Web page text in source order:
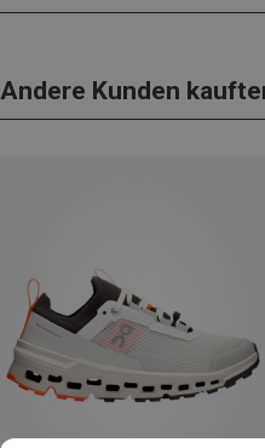
Andere Kunden